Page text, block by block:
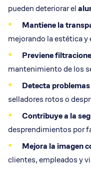
pueden deteriorar el
Mantiene la
mejorando la estética
Previene
mantenimiento de los
Detecta
selladores rotos o
Contribuye a la
desprendimientos por
Mejora la imagen
clientes, empleados y